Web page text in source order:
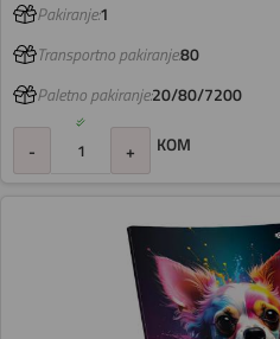
Pakiranje:1
Transportno pakiranje:80
Paletno pakiranje:20/80/7200
- + KOM